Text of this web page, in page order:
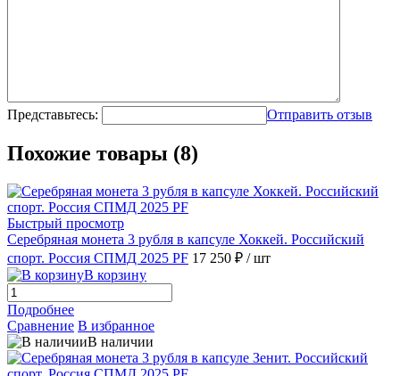
Представьтесь: Отправить отзыв
Похожие товары (8)
Быстрый просмотр
Серебряная монета 3 рубля в капсуле Хоккей. Российский
спорт. Россия СПМД 2025 PF 17 250 ₽ / шт
В корзину
Подробнее
Сравнение В избранное
В наличии